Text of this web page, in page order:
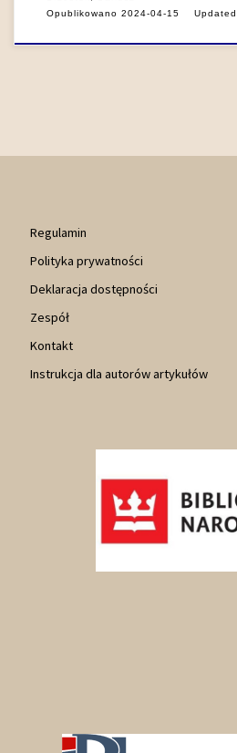
Opublikowano 2024-04-15 Updated
Regulamin
Polityka prywatności
Deklaracja dostępności
Zespół
Kontakt
Instrukcja dla autorów artykułów